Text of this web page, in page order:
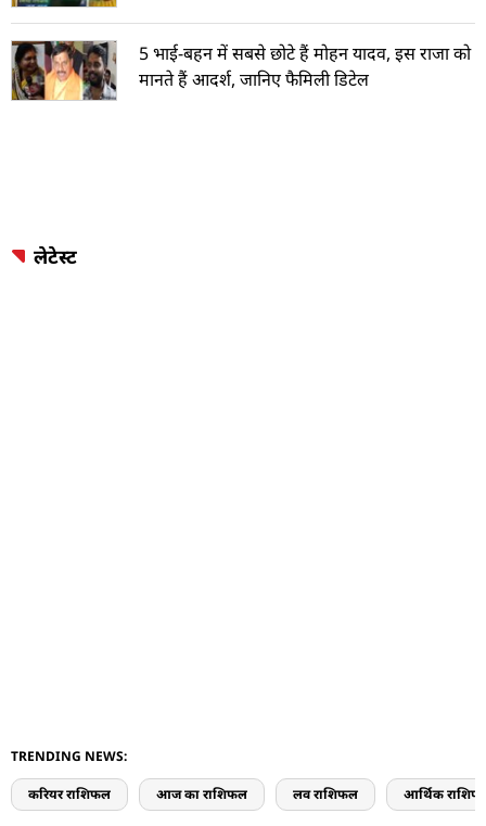
5 भाई-बहन में सबसे छोटे हैं मोहन यादव, इस राजा को
मानते हैं आदर्श, जानिए फैमिली डिटेल
लेटेस्ट
TRENDING NEWS:
करियर राशिफल आज का राशिफल लव राशिफल आर्थिक